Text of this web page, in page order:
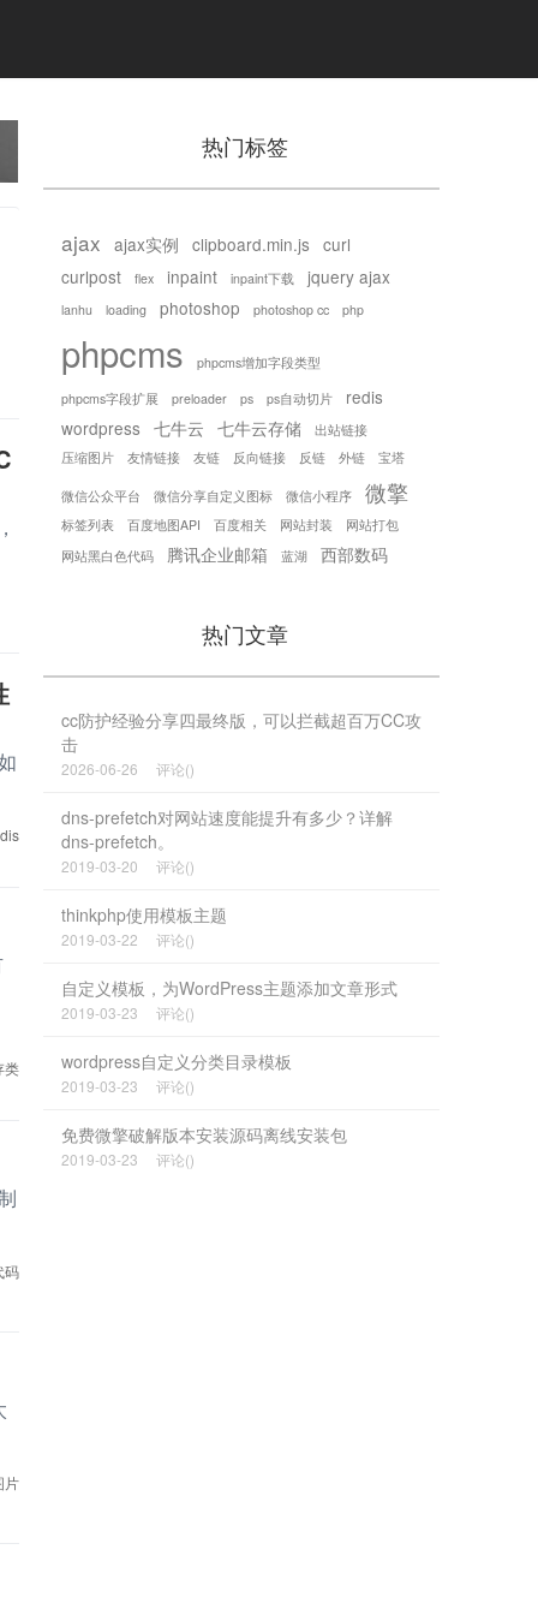
类
码
片
热门标签
ajax ajax实例 clipboard.min.js curl
curlpost
flex inpaint inpaint下载 jquery ajax
lanhu loading photoshop photoshop cc php
phpcms
phpcms增加字段类型
phpcms字段扩展
preloader ps ps自动切片
redis
wordpress 七牛云 七牛云存储
出站链接
压缩图片
友情链接 友链 反向链接 反链 外链 宝塔
微信公众平台 微信分享自定义图标 微信小程序 微擎
标签列表 百度地图API 百度相关 网站封装
网站打包
网站黑白色代码
腾讯企业邮箱 蓝湖 西部数码
热门文章
cc防护经验分享四最终版，可以拦截超百万CC攻
击
2026-06-26 评论()
dns-prefetch对网站速度能提升有多少？详解
dns-prefetch。
2019-03-20 评论()
thinkphp使用模板主题
2019-03-22 评论()
自定义模板，为WordPress主题添加文章形式
2019-03-23 评论()
wordpress自定义分类目录模板
2019-03-23 评论()
免费微擎破解版本安装源码离线安装包
2019-03-23 评论()